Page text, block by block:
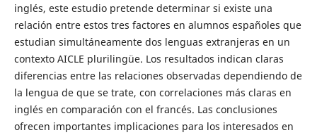
inglés, este estudio pretende determinar si existe una
relación entre estos tres factores en alumnos españoles que
estudian simultáneamente dos lenguas extranjeras en un
contexto AICLE plurilingüe. Los resultados indican claras
diferencias entre las relaciones observadas dependiendo de
la lengua de que se trate, con correlaciones más claras en
inglés en comparación con el francés. Las conclusiones
ofrecen importantes implicaciones para los interesados en